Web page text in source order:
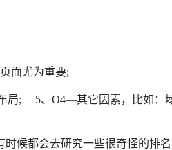
面尤为重要;
局; 5、O4—其它因素，比如：
候都会去研究一些很奇怪的排